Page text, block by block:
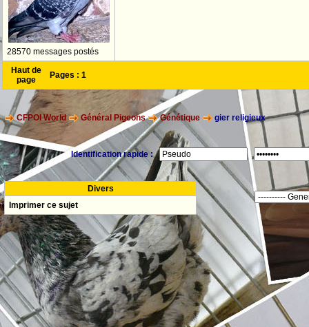
28570 messages postés
Haut de
page
Pages : 1
CFPOI World Général Pigeons Génétique gier religieux
Identification rapide :
Divers
Imprimer ce sujet